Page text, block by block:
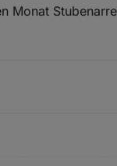
Monat